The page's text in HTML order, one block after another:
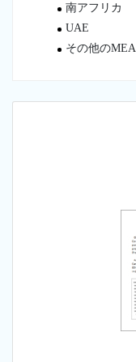
南アフリカ
UAE
その他のMEA